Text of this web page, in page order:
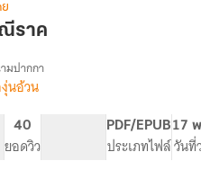
ย
ราค
รื่อ
ด
รัล
มณีราค
[มี
มปากกา
นอ้วน
40
ยอดวิว
PDF/EPUB
ประเภทไฟล์
17
วันที่